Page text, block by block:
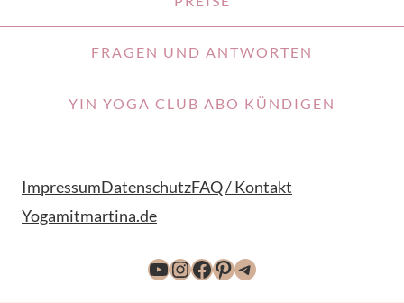
FRAGEN UND ANTWORTEN
YIN YOGA CLUB ABO KÜNDIGEN
ImpressumDatenschutzFAQ / Kontakt
Yogamitmartina.de
YouTube
Instagram
Facebook
Pinterest
Telegram